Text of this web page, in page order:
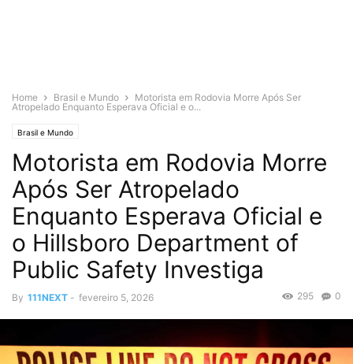
Home Brasil e Mundo
Motorista em Rodovia Morre Após Ser
Atropelado Enquanto Esperava Oficial e o...
Brasil e Mundo
Motorista em Rodovia Morre
Após Ser Atropelado
Enquanto Esperava Oficial e
o Hillsboro Department of
Public Safety Investiga
By 111NEXT - fevereiro 5, 2026 0
295